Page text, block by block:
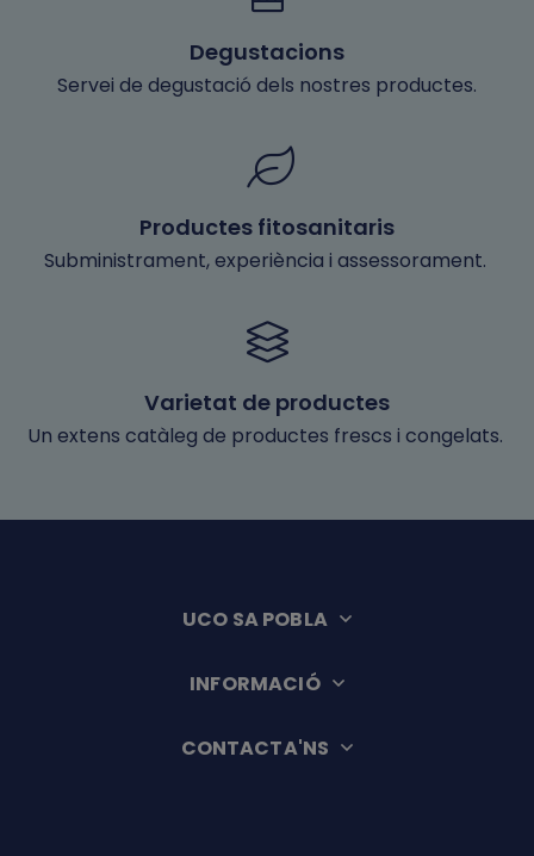
Degustacions
Servei de degustació dels nostres productes.
Productes fitosanitaris
Subministrament, experiència i assessorament.
Varietat de productes
Un extens catàleg de productes frescs i congelats.
UCO SA POBLA
INFORMACIÓ
CONTACTA'NS